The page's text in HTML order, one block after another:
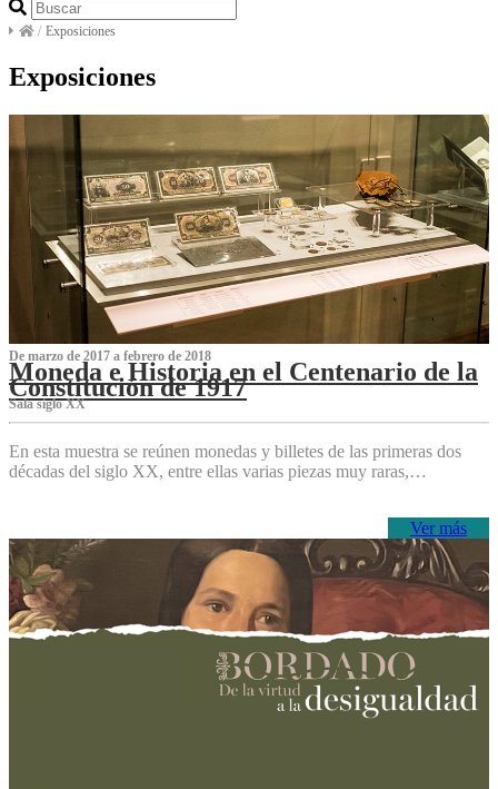
/ Exposiciones
Exposiciones
De marzo de 2017 a febrero de 2018
Moneda e Historia en el Centenario de la
Constitución de 1917
Sala siglo XX
En esta muestra se reúnen monedas y billetes de las primeras dos
décadas del siglo XX, entre ellas varias piezas muy raras,…
Ver más